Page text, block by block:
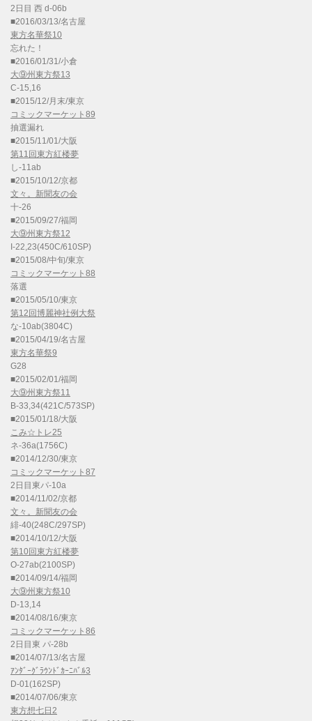
2日目 西 d-06b
■2016/03/13/名古屋
東方名華祭10
忘れた！
■2016/01/31/小倉
大⑨州東方祭13
C-15,16
■2015/12/月末/東京
コミックマーケット89
抽選漏れ
■2015/11/01/大阪
第11回東方紅楼夢
し-11ab
■2015/10/12/京都
文々。新聞友の会
十-26
■2015/09/27/福岡
大⑨州東方祭12
I-22,23(450C/610SP)
■2015/08/中旬/東京
コミックマーケット88
落選
■2015/05/10/東京
第12回博麗神社例大祭
な-10ab(3804C)
■2015/04/19/名古屋
東方名華祭9
G28
■2015/02/01/福岡
大⑨州東方祭11
B-33,34(421C/573SP)
■2015/01/18/大阪
こみ☆トレ25
ネ-36a(1756C)
■2014/12/30/東京
コミックマーケット87
2日目東パ-10a
■2014/11/02/京都
文々。新聞友の会
緋-40(248C/297SP)
■2014/10/12/大阪
第10回東方紅楼夢
O-27ab(2100SP)
■2014/09/14/福岡
大⑨州東方祭10
D-13,14
■2014/08/16/東京
コミックマーケット86
2日目東 パ-28b
■2014/07/13/名古屋
ｱﾝﾀﾞｰｸﾞﾗｳﾝﾄﾞｶｰﾆﾊﾞﾙ3
D-01(162SP)
■2014/07/06/東京
東方想七日2